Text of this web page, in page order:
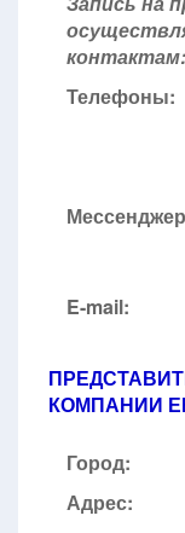
контактам:
Телефоны:
E-mail:
КОМПАНИИ
Город:
Адрес: